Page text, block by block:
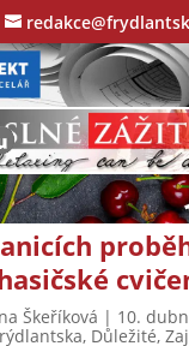
Škeříková | 10.
, Důležité,